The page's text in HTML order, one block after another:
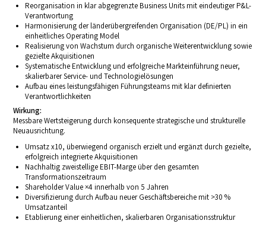
Reorganisation in klar abgegrenzte Business Units mit eindeutiger P&L-
Verantwortung
Harmonisierung der länderübergreifenden Organisation (DE/PL) in ein
einheitliches Operating Model
Realisierung von Wachstum durch organische Weiterentwicklung sowie
gezielte Akquisitionen
Systematische Entwicklung und erfolgreiche Markteinführung neuer,
skalierbarer Service- und Technologielösungen
Aufbau eines leistungsfähigen Führungsteams mit klar definierten
Verantwortlichkeiten
Wirkung:
Messbare Wertsteigerung durch konsequente strategische und strukturelle
Neuausrichtung.
Umsatz x10, überwiegend organisch erzielt und ergänzt durch gezielte,
erfolgreich integrierte Akquisitionen
Nachhaltig zweistellige EBIT-Marge über den gesamten
Transformationszeitraum
Shareholder Value ×4 innerhalb von 5 Jahren
Diversifizierung durch Aufbau neuer Geschäftsbereiche mit >30 %
Umsatzanteil
Etablierung einer einheitlichen, skalierbaren Organisationsstruktur